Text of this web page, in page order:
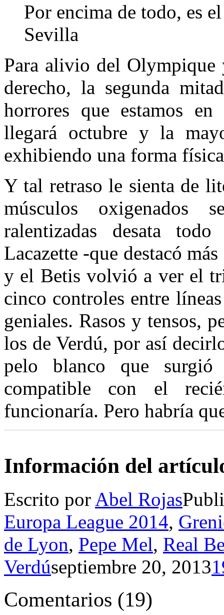
Por encima de todo, es
Sevilla
Para alivio del Olympique
derecho, la segunda
horrores que estamos en
llegará octubre y la
exhibiendo una forma
Y tal retraso le sienta de
músculos oxigenados
ralentizadas desata
Lacazette -que destacó
y el Betis volvió a ver el
cinco controles entre
geniales. Rasos y tensos,
los de Verdú, por así
pelo blanco que surgió
compatible con el
funcionaría. Pero habría
Información del
Escrito por Abel Rojas
Europa League 2014,
de Lyon, Pepe Mel, Real
Verdúseptiembre 20, 2013
Comentarios (19)